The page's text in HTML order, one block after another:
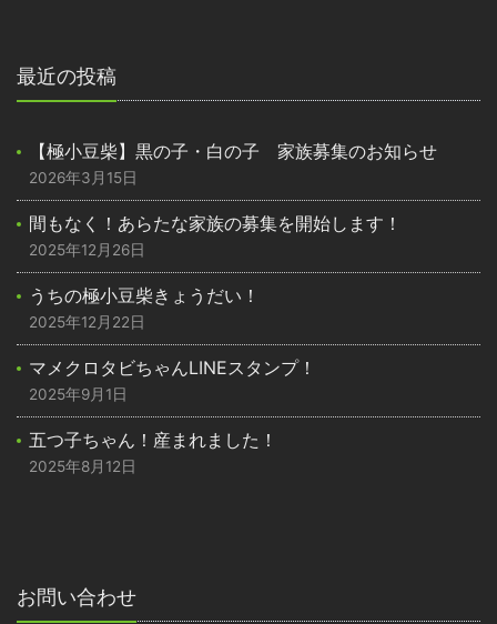
最近の投稿
【極小豆柴】黒の子・白の子 家族募集のお知らせ
2026年3月15日
間もなく！あらたな家族の募集を開始します！
2025年12月26日
うちの極小豆柴きょうだい！
2025年12月22日
マメクロタビちゃんLINEスタンプ！
2025年9月1日
五つ子ちゃん！産まれました！
2025年8月12日
お問い合わせ